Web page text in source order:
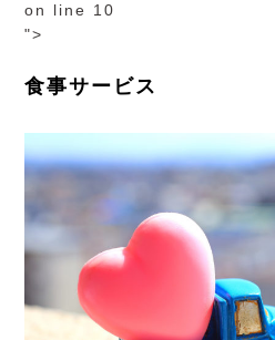
on line 10
">
食事サービス